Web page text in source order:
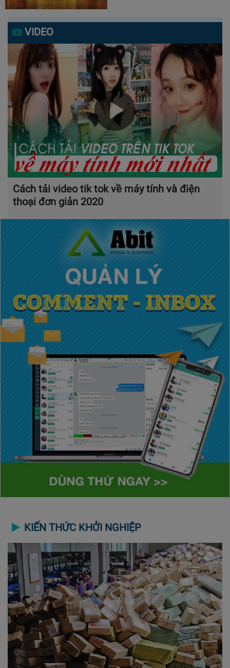
VIDEO
Cách tải video tik tok về máy tính và điện
thoại đơn giản 2020
KIẾN THỨC KHỞI NGHIỆP